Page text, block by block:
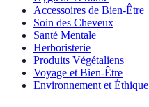
Accessoires de Bien-Être
Soin des Cheveux
Santé Mentale
Herboristerie
Produits Végétaliens
Voyage et Bien-Être
Environnement et Éthique